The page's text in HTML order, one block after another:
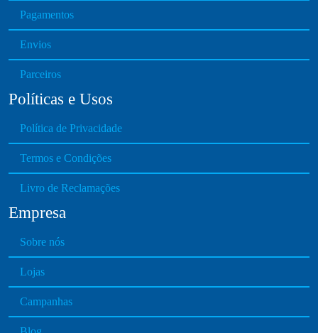
Pagamentos
Envios
Parceiros
Políticas e Usos
Política de Privacidade
Termos e Condições
Livro de Reclamações
Empresa
Sobre nós
Lojas
Campanhas